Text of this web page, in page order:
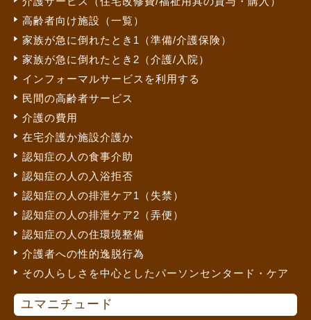
高齢者向け施設（一覧）
家族が急に倒れたとき1（準備/介護保険）
家族が急に倒れたとき2（介護/入院）
インフォーマルサービスを利用する
民間の高齢者サービス
介護の費用
在宅介護か施設介護か
認知症の人の食事介助
認知症の人の入浴拒否
認知症の人の排泄ケア1（失禁）
認知症の人の排泄ケア2（弄便）
認知症の人の住環境整備
介護者への性的逸脱行為
その人らしさを中心としたパーソンセンタード・ケア
ユマニチュード